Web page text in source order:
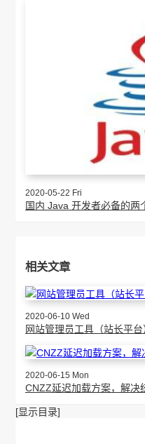
2020-05-22 Fri
国内 Java 开发者必备的两
相关文章
2020-06-10 Wed
网站管理员工具（站长平
2020-06-15 Mon
CNZZ延迟加载方案，解决
[显示目录]